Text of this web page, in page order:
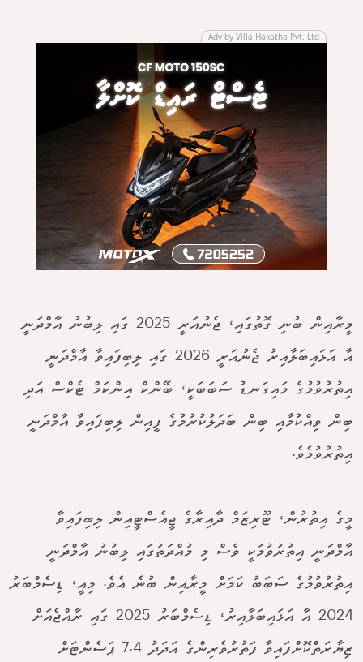
Adv by Villa Hakatha Pvt. Ltd
މީރާއިން ބުނި ގޮތުގައި، ޖެނުއަރީ 2025 ގައި ލިބުނު އާމްދަނީ
އާ އަޅައިބަލާއިރު ޖެނުއަރީ 2026 ގައި ލިބިފައިވާ އާމްދަނީ
އިތުރުވުމުގެ މައިގަނޑު ސަބަބަކީ، ބޭންކް އިންކަމް ޓެކްސް އަދި
ބިން ވިއްކުމާއި ބިން ބަދަލުކުރުމުގެ ފީއިން ލިބިފައިވާ އާމްދަނީ
އިތުރުވުމެވެ.
މީގެ އިތުރުން، ޓޫރިޒަމް ދާއިރާގެ ޖީއެސްޓީއިން ލިބިފައިވާ
އާމްދަނީ އިތުރުވުމަކީ ވެސް މި މުއްދަތުގައި ލިބުނު އާމްދަނީ
އިތުރުވުމުގެ ސަބަބު ކަމަށް މީރާއިން ބުނެ އެވެ. މިއީ، ޑިސެމްބަރު
2024 އާ އަޅައިބަލާއިރު، ޑިސެމްބަރު 2025 ގައި ރާއްޖެއަށް
ޒިޔާރަތްކޮށްފައިވާ ފަތުރުވެރިންގެ އަދަދު 7.4 ޕަސެންޓަށް